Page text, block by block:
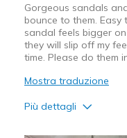
Gorgeous sandals
bounce to them.
sandal feels bigger
they will slip off my
time. Please do them
Mostra traduzione
Più dettagli